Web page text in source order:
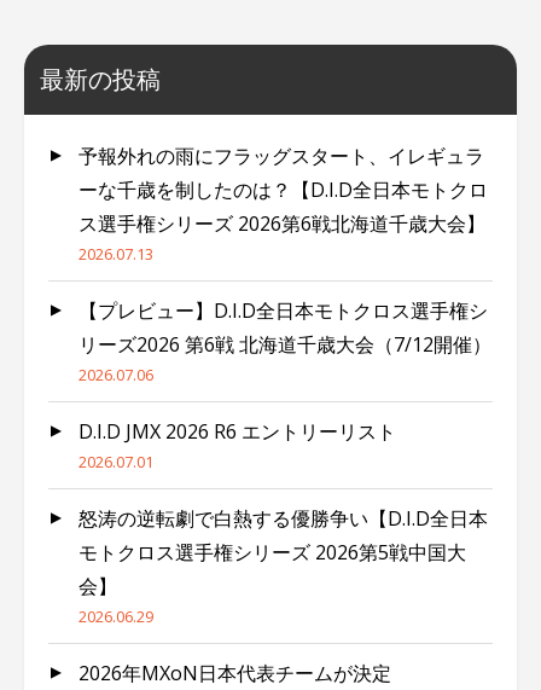
最新の投稿
予報外れの雨にフラッグスタート、イレギュラ
ーな千歳を制したのは？【D.I.D全日本モトクロ
ス選手権シリーズ 2026第6戦北海道千歳大会】
2026.07.13
【プレビュー】D.I.D全日本モトクロス選手権シ
リーズ2026 第6戦 北海道千歳大会（7/12開催）
2026.07.06
D.I.D JMX 2026 R6 エントリーリスト
2026.07.01
怒涛の逆転劇で白熱する優勝争い【D.I.D全日本
モトクロス選手権シリーズ 2026第5戦中国大
会】
2026.06.29
2026年MXoN日本代表チームが決定